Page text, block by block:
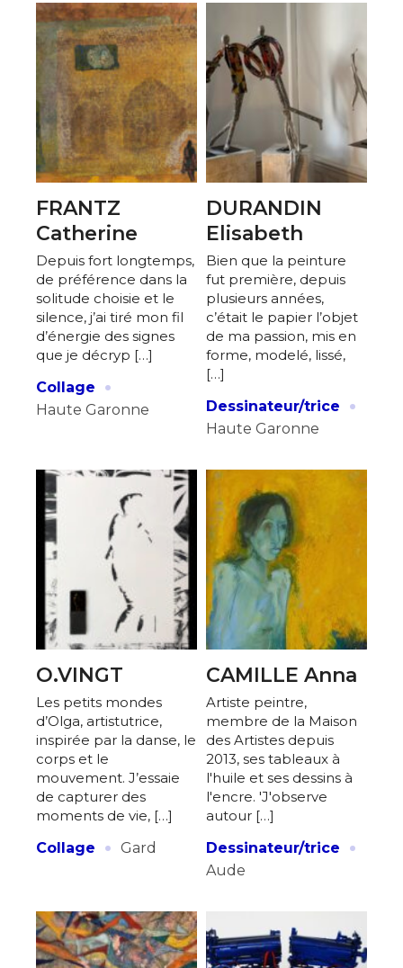
FRANTZ
Catherine
Depuis fort longtemps,
de préférence dans la
solitude choisie et le
silence, j’ai tiré mon fil
d’énergie des signes
que je décryp […]
Collage
·
Haute Garonne
DURANDIN
Elisabeth
Bien que la peinture
fut première, depuis
plusieurs années,
c’était le papier l’objet
de ma passion, mis en
forme, modelé, lissé,
[…]
Dessinateur/trice
·
Haute Garonne
O.VINGT
Les petits mondes
d’Olga, artistutrice,
inspirée par la danse, le
corps et le
mouvement. J’essaie
de capturer des
moments de vie, […]
Collage
· Gard
CAMILLE Anna
Artiste peintre,
membre de la Maison
des Artistes depuis
2013, ses tableaux à
l'huile et ses dessins à
l'encre. 'J'observe
autour […]
Dessinateur/trice
·
Aude